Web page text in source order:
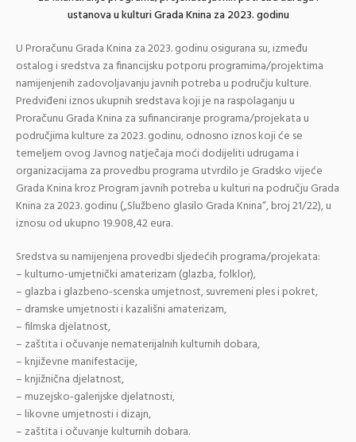
ustanova u kulturi Grada Knina za 2023. godinu
U Proračunu Grada Knina za 2023. godinu osigurana su, između
ostalog i sredstva za financijsku potporu programima/projektima
namijenjenih zadovoljavanju javnih potreba u području kulture.
Predviđeni iznos ukupnih sredstava koji je na raspolaganju u
Proračunu Grada Knina za sufinanciranje programa/projekata u
područjima kulture za 2023. godinu, odnosno iznos koji će se
temeljem ovog Javnog natječaja moći dodijeliti udrugama i
organizacijama za provedbu programa utvrdilo je Gradsko vijeće
Grada Knina kroz Program javnih potreba u kulturi na području Grada
Knina za 2023. godinu („Službeno glasilo Grada Knina“, broj 21/22), u
iznosu od ukupno 19.908,42 eura.
Sredstva su namijenjena provedbi sljedećih programa/projekata:
– kulturno-umjetnički amaterizam (glazba, folklor),
– glazba i glazbeno-scenska umjetnost, suvremeni ples i pokret,
– dramske umjetnosti i kazališni amaterizam,
– filmska djelatnost,
– zaštita i očuvanje nematerijalnih kulturnih dobara,
– književne manifestacije,
– knjižnična djelatnost,
– muzejsko-galerijske djelatnosti,
– likovne umjetnosti i dizajn,
– zaštita i očuvanje kulturnih dobara.